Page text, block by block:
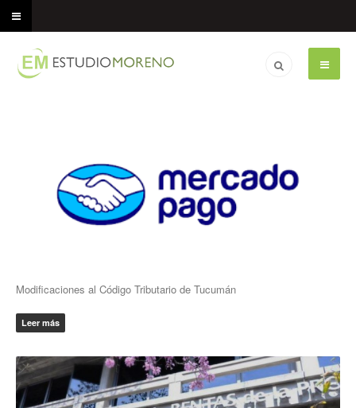
Modificaciones al Código Tributario de Tucumán
Leer más